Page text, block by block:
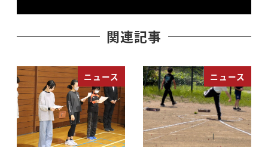
関連記事
ニュース ニュース